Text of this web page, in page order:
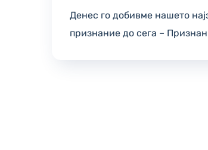
Денес го добивме нашето
признание до сега –